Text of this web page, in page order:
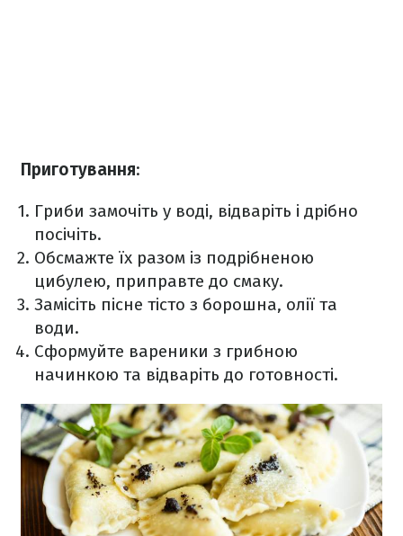
Приготування:
Гриби замочіть у воді, відваріть і дрібно
посічіть.
Обсмажте їх разом із подрібненою
цибулею, приправте до смаку.
Замісіть пісне тісто з борошна, олії та
води.
Сформуйте вареники з грибною
начинкою та відваріть до готовності.